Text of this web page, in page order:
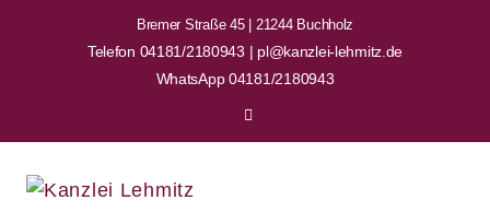
Bremer Straße 45 | 21244 Buchholz
Telefon 04181/2180943 | pl@kanzlei-lehmitz.de
WhatsApp 04181/2180943